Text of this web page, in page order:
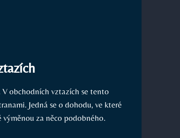
V obchodních vztazích se tento
Jedná se o dohodu, ve které
výměnou za něco podobného.